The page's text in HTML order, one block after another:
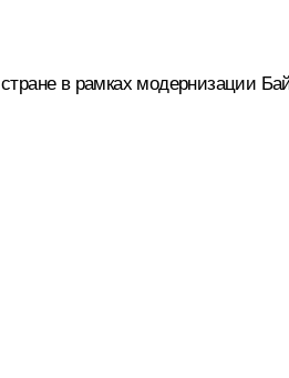
в рамках модернизации